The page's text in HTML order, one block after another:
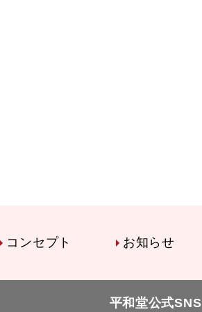
コンセプト お知らせ
平和堂公式SNS